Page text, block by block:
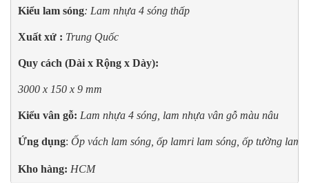
Kiểu lam sóng: Lam nhựa 4 sóng thấp
Xuất xứ : Trung Quốc
Quy cách (Dài x Rộng x Dày):
3000 x 150 x 9 mm
Kiểu vân gỗ: Lam nhựa 4 sóng, lam nhựa vân gỗ màu nâu
Ứng dụng: Ốp vách lam sóng, ốp lamri lam sóng, ốp tường
Kho hàng: HCM